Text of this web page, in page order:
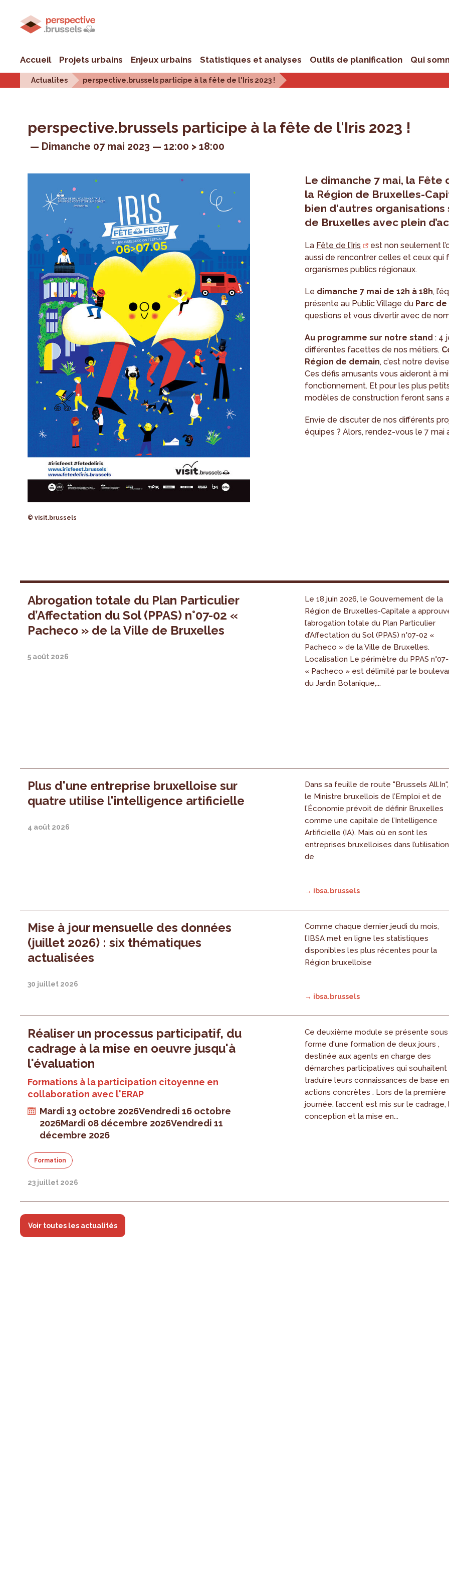
Accueil Projets urbains Enjeux urbains Statistiques et analyses Outils de planification Qui
Actualites perspective.brussels participe à la fête de l'Iris 2023 !
perspective.brussels participe à la fête de l'Iris 2023 !
Dimanche 07 mai 2023 12:00 > 18:00
© visit.brussels
Le dimanche 7 mai, la Fête
la Région de Bruxelles-
bien d'autres
de Bruxelles avec plein
La Fête de l’Iris
est non seulement
aussi de rencontrer celles et ceux
organismes publics régionaux.
Le dimanche 7 mai de 12h à 18h,
présente au Public Village du Parc
questions et vous divertir avec de
Au programme sur notre stand : 4
différentes facettes de nos métiers.
Région de demain, c’est notre
Ces défis amusants vous aideront à
fonctionnement. Et pour les plus
modèles de construction feront sans
Envie de discuter de nos différents
équipes ? Alors, rendez-vous le 7
Abrogation totale du Plan Particulier
d’Affectation du Sol (PPAS) n°07-02 «
Pacheco » de la Ville de Bruxelles
5 août 2026
Le 18 juin 2026, le Gouvernement de la
Région de Bruxelles-Capitale a
l’abrogation totale du Plan Particulier
d’Affectation du Sol (PPAS) n°07-02 «
Pacheco » de la Ville de Bruxelles.
Localisation Le périmètre du PPAS
« Pacheco » est délimité par le
du Jardin Botanique,...
Plus d'une entreprise bruxelloise sur
quatre utilise l'intelligence artificielle
4 août 2026
Dans sa feuille de route "Brussels All.In",
le Ministre bruxellois de l’Emploi et de
l’Économie prévoit de définir Bruxelles
comme une capitale de l’Intelligence
Artificielle (IA). Mais où en sont les
entreprises bruxelloises dans l’utilisation
de
→ ibsa.brussels
Mise à jour mensuelle des données
(juillet 2026) : six thématiques
actualisées
30 juillet 2026
Comme chaque dernier jeudi du mois,
l’IBSA met en ligne les statistiques
disponibles les plus récentes pour la
Région bruxelloise
→ ibsa.brussels
Réaliser un processus participatif, du
cadrage à la mise en oeuvre jusqu'à
l'évaluation
Formations à la participation citoyenne en
collaboration avec l'ERAP
Mardi 13 octobre 2026Vendredi 16 octobre
2026Mardi 08 décembre 2026Vendredi 11
décembre 2026
Formation
23 juillet 2026
Ce deuxième module se présente sous
forme d'une formation de deux jours ,
destinée aux agents en charge des
démarches participatives qui souhaitent
traduire leurs connaissances de base en
actions concrètes . Lors de la première
journée, l’accent est mis sur le cadrage,
conception et la mise en...
Voir toutes les actualités